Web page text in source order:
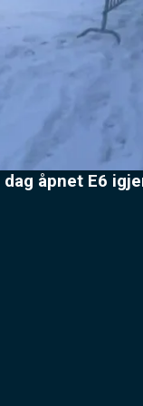
åpnet E6